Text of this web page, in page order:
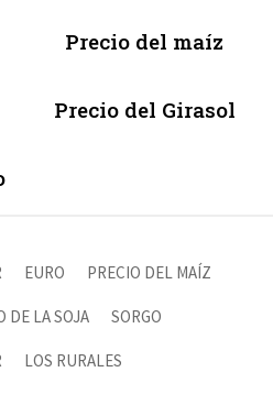
Precio del maíz
Precio del Girasol
EURO PRECIO DEL MAÍZ
DE LA SOJA SORGO
LOS RURALES